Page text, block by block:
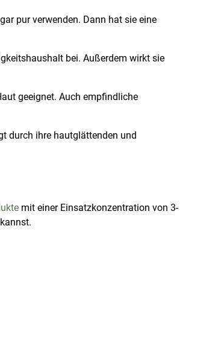
pur verwenden. Dann hat sie eine
bei. Außerdem wirkt sie
geeignet. Auch empfindliche
durch ihre hautglättenden und
mit einer Einsatzkonzentration von 3-